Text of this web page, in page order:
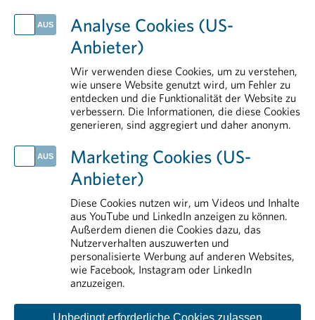
PHARMIG info 1 2026
Globaler Schlag gegen kriminelle Netzwerke im Arzneimittelhandel
Arzneimittel vor Hitze schützen
IM DETAIL
Transparenz
Arzneimittelsicherheit
Forschung & Entwicklung
Aus- und Weiterbildung
Arzneimittelmarkt
Analyse Cookies (US-
Anbieter)
Wir verwenden diese Cookies, um zu verstehen,
wie unsere Website genutzt wird, um Fehler zu
entdecken und die Funktionalität der Website zu
verbessern. Die Informationen, die diese Cookies
generieren, sind aggregiert und daher anonym.
Marketing Cookies (US-
Anbieter)
Diese Cookies nutzen wir, um Videos und Inhalte
aus YouTube und LinkedIn anzeigen zu können.
Außerdem dienen die Cookies dazu, das
Nutzerverhalten auszuwerten und
personalisierte Werbung auf anderen Websites,
wie Facebook, Instagram oder LinkedIn
anzuzeigen.
Unbedingt erforderliche Cookies zulassen